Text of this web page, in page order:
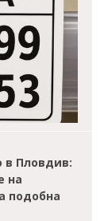
в Пловдив:
на
подобна